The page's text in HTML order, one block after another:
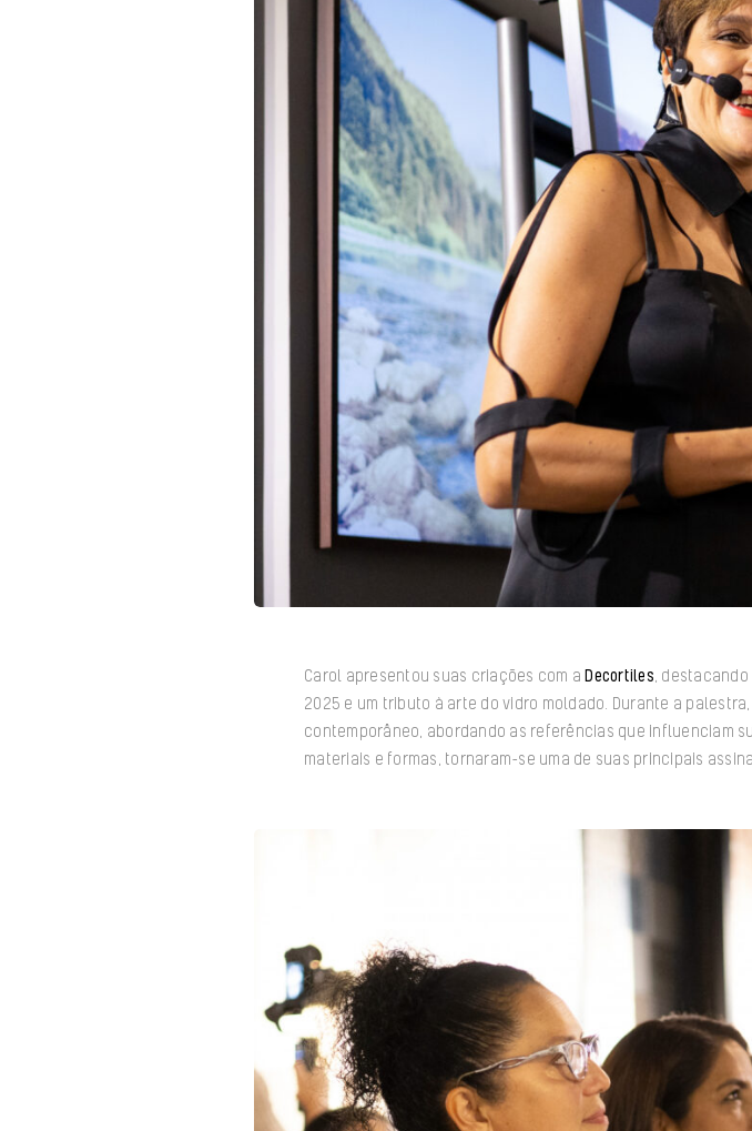
Carol apresentou suas criações com aDecortiles,
2025 e um tributo à arte do vidro moldado. Durante a
contemporâneo, abordando as referências que influenciam
materiais e formas, tornaram-se uma de suas principais